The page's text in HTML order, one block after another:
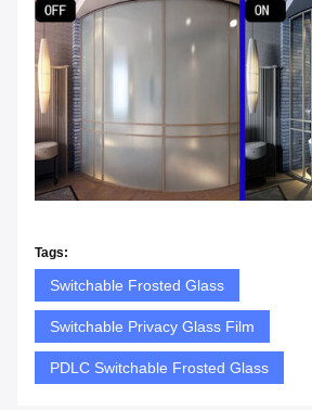
Tags:
Switchable Frosted Glass
Switchable Privacy Glass Film
PDLC Switchable Frosted Glass